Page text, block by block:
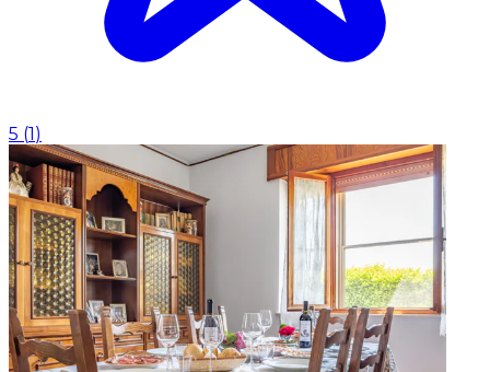
5 (1)